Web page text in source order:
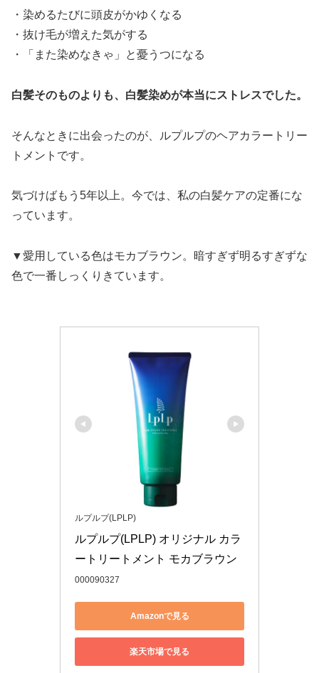
・染めるたびに頭皮がかゆくなる
・抜け毛が増えた気がする
・「また染めなきゃ」と憂うつになる
白髪そのものよりも、白髪染めが本当にストレスでした。
そんなときに出会ったのが、ルプルプのヘアカラートリー
トメントです。
気づけばもう5年以上。今では、私の白髪ケアの定番にな
っています。
▼愛用している色はモカブラウン。暗すぎず明るすぎずな
色で一番しっくりきています。
ルプルプ(LPLP)
ルプルプ(LPLP) オリジナル カラ
ートリートメント モカブラウン
000090327
Amazonで見る
楽天市場で見る